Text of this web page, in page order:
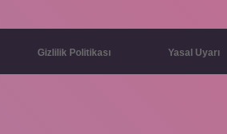
Gizlilik Politikası Yasal Uyarı